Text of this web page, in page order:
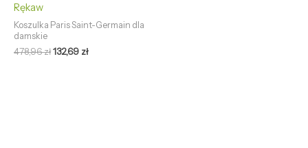
Rękaw
Koszulka Paris Saint-Germain dla
damskie
478,96zł132,69 zł